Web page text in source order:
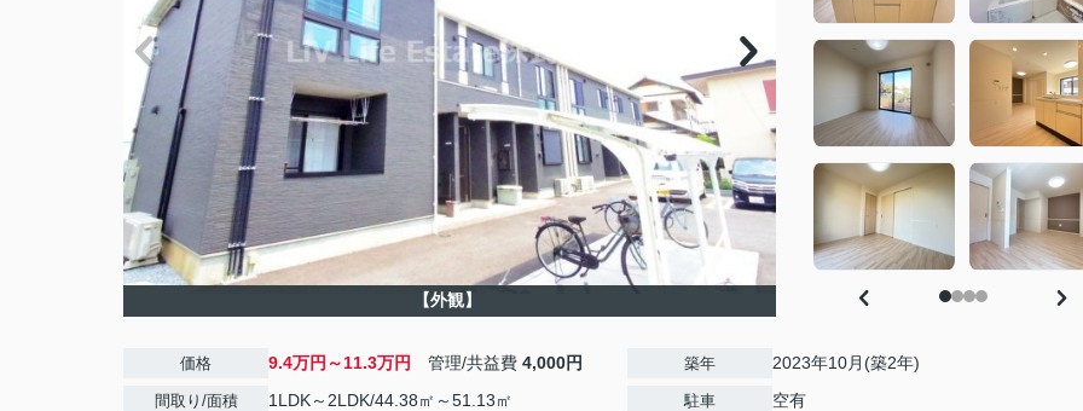
【外観】
価格 9.4万円～11.3万円 管理/共益費 4,000円
間取り/面積 1LDK～2LDK/44.38㎡～51.13㎡
築年 2023年10月(築2年)
駐車 空有